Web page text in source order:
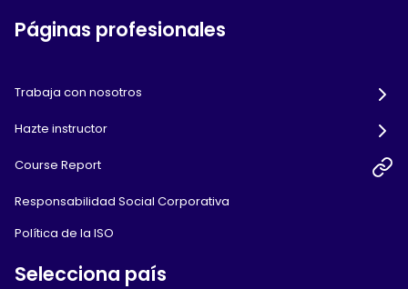
Páginas profesionales
Trabaja con nosotros
Hazte instructor
Course Report
Responsabilidad Social Corporativa
Política de la ISO
Selecciona país